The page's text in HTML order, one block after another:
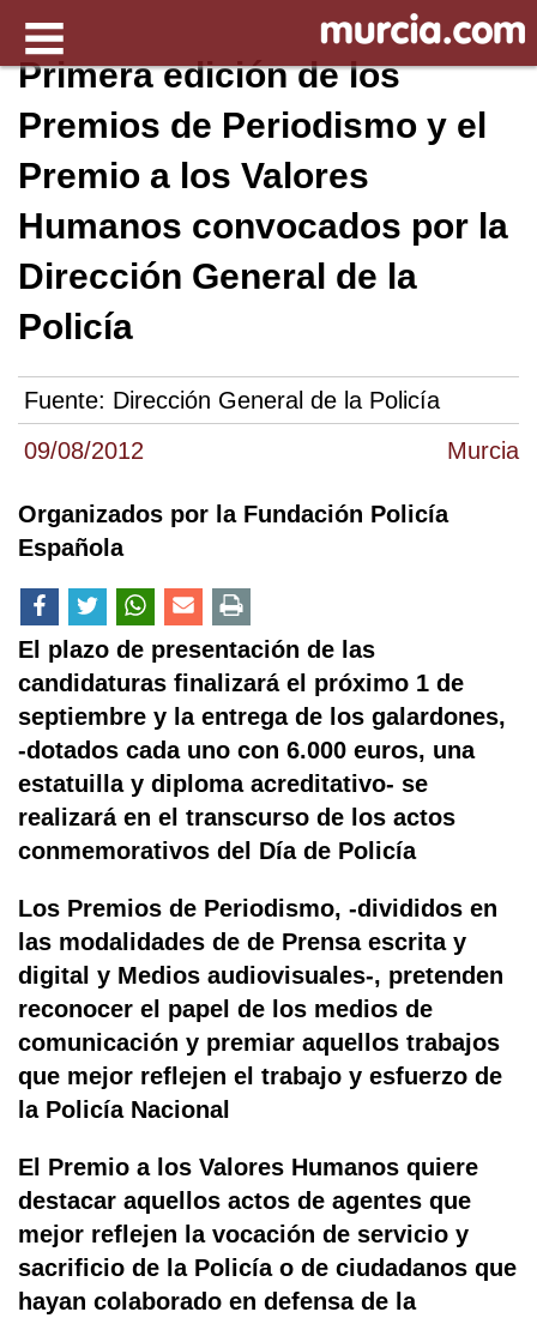
09/08/2012 Murcia
Primera edición de los
Premios de Periodismo y el
Premio a los Valores
Humanos convocados por la
Dirección General de la
Policía
Fuente: Dirección General de la Policía
Organizados por la Fundación Policía
Española
El plazo de presentación de las
candidaturas finalizará el próximo 1 de
septiembre y la entrega de los galardones,
-dotados cada uno con 6.000 euros, una
estatuilla y diploma acreditativo- se
realizará en el transcurso de los actos
conmemorativos del Día de Policía
Los Premios de Periodismo, -divididos en
las modalidades de de Prensa escrita y
digital y Medios audiovisuales-, pretenden
reconocer el papel de los medios de
comunicación y premiar aquellos trabajos
que mejor reflejen el trabajo y esfuerzo de
la Policía Nacional
El Premio a los Valores Humanos quiere
destacar aquellos actos de agentes que
mejor reflejen la vocación de servicio y
sacrificio de la Policía o de ciudadanos que
hayan colaborado en defensa de la